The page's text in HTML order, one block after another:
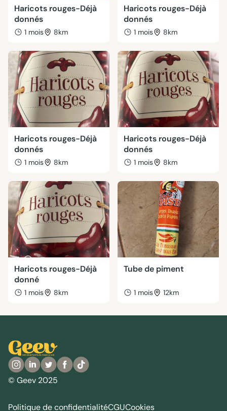
Haricots rouges-Déjà
donnés
1 mois 8km
Haricots rouges-Déjà
donnés
1 mois 8km
Haricots rouges-Déjà
donnés
1 mois 8km
Haricots rouges-Déjà
donnés
1 mois 8km
Haricots rouges-Déjà
donné
1 mois 8km
Tube de piment
1 mois 12km
© Geev 2025
Politique de confidentialitéCGUCookies